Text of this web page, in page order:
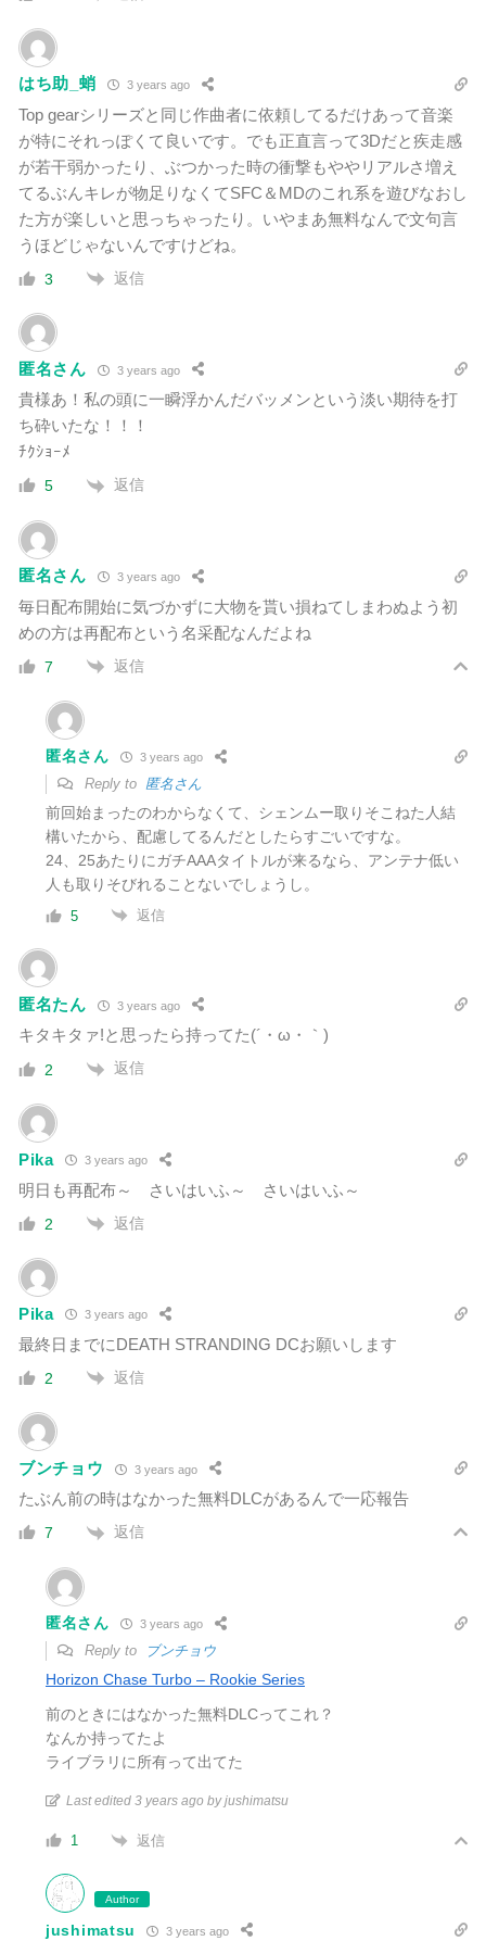
はち助_蛸 3 years ago
Top gearシリーズと同じ作曲者に依頼してるだけあって音楽
が特にそれっぽくて良いです。でも正直言って3Dだと疾走感
が若干弱かったり、ぶつかった時の衝撃もややリアルさ増え
てるぶんキレが物足りなくてSFC＆MDのこれ系を遊びなおし
た方が楽しいと思っちゃったり。いやまあ無料なんで文句言
うほどじゃないんですけどね。
3 返信
匿名さん 3 years ago
貴様あ！私の頭に一瞬浮かんだバッメンという淡い期待を打
ち砕いたな！！！
ﾁｸｼｮｰﾒ
5 返信
匿名さん 3 years ago
毎日配布開始に気づかずに大物を貰い損ねてしまわぬよう初
めの方は再配布という名采配なんだよね
7 返信
匿名さん 3 years ago
Reply to 匿名さん
前回始まったのわからなくて、シェンムー取りそこねた人結
構いたから、配慮してるんだとしたらすごいですな。
24、25あたりにガチAAAタイトルが来るなら、アンテナ低い
人も取りそびれることないでしょうし。
5 返信
匿名たん 3 years ago
キタキタァ!と思ったら持ってた(´・ω・｀)
2 返信
Pika 3 years ago
明日も再配布～ さいはいふ～ さいはいふ～
2 返信
Pika 3 years ago
最終日までにDEATH STRANDING DCお願いします
2 返信
ブンチョウ 3 years ago
たぶん前の時はなかった無料DLCがあるんで一応報告
7 返信
匿名さん 3 years ago
Reply to ブンチョウ
Horizon Chase Turbo – Rookie Series
前のときにはなかった無料DLCってこれ？
なんか持ってたよ
ライブラリに所有って出てた
Last edited 3 years ago by jushimatsu
1 返信
Author
jushimatsu 3 years ago